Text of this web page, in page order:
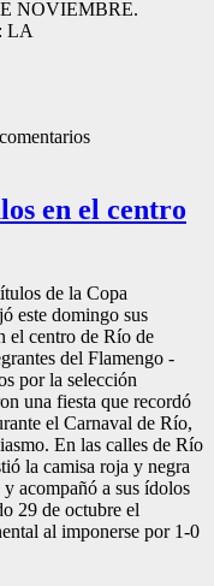
NOVIEMBRE.
LA
en el centro
de la Copa
este domingo sus
el centro de Río de
del Flamengo -
por la selección
una fiesta que recordó
el Carnaval de Río,
En las calles de Río
la camisa roja y negra
acompañó a sus ídolos
29 de octubre el
al imponerse por 1-0